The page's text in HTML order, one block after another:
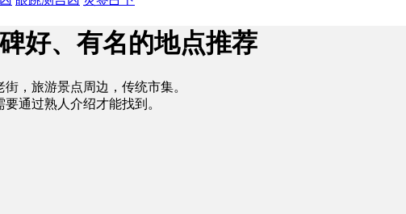
好、有名的地点推荐
，旅游景点周边，传统市集。
通过熟人介绍才能找到。